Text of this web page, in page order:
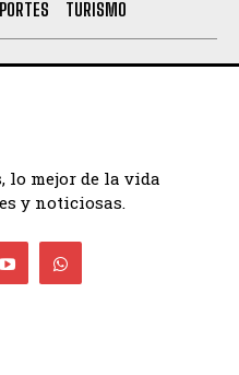
TURISMO
lo mejor de la vida
y noticiosas.